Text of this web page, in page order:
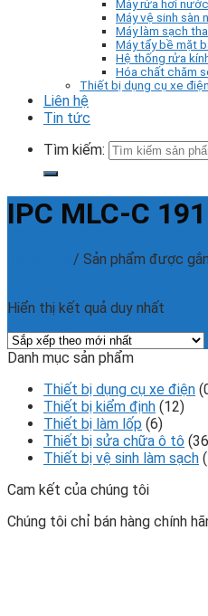
Máy rửa hơi
Máy vệ sinh sàn
Máy làm sạch
Máy tẩy bề mặt
Hệ thống rửa
Hóa chất chăm
Thiết bị dụng cụ xe điện
Liên hệ
Tin tức
Tìm kiếm:
IPC MLC-C
/ Sản phẩm được
Hiển thị kết quả duy nhất
Danh mục sản phẩm
Thiết bị dụng cụ xe điện
Thiết bị kiểm định (12)
Thiết bị làm lốp (6)
Thiết bị sửa chữa ô tô
Thiết bị vệ sinh làm sạch
Cam kết của chúng tôi
Chúng tôi chỉ bán hàng chính